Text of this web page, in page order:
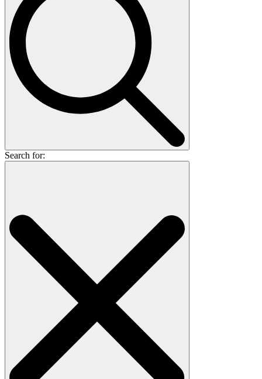
Search for: